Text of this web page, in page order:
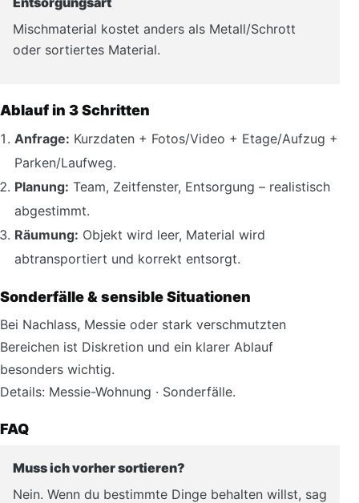
Mischmaterial kostet anders als Metall/Schrott
oder sortiertes Material.
Ablauf in 3 Schritten
Anfrage: Kurzdaten + Fotos/Video + Etage/Aufzug +
Parken/Laufweg.
Planung: Team, Zeitfenster, Entsorgung – realistisch
abgestimmt.
Räumung: Objekt wird leer, Material wird
abtransportiert und korrekt entsorgt.
Sonderfälle & sensible Situationen
Bei Nachlass, Messie oder stark verschmutzten
Bereichen ist Diskretion und ein klarer Ablauf
besonders wichtig.
Details: Messie-Wohnung · Sonderfälle.
FAQ
Muss ich vorher sortieren?
Nein. Wenn du bestimmte Dinge behalten willst, sag